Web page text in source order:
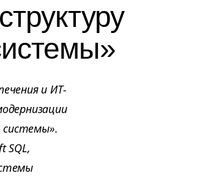
и ИТ-
системы».
SQL,